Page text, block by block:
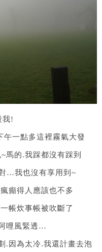
我!
午一點多這裡霧氣大發
馬的.我踩都沒有踩到
…我也沒有享用到~
癲得人應該也不多
帳炊事帳被吹斷了
哩風緊透…
.因為太冷.我還計畫去泡